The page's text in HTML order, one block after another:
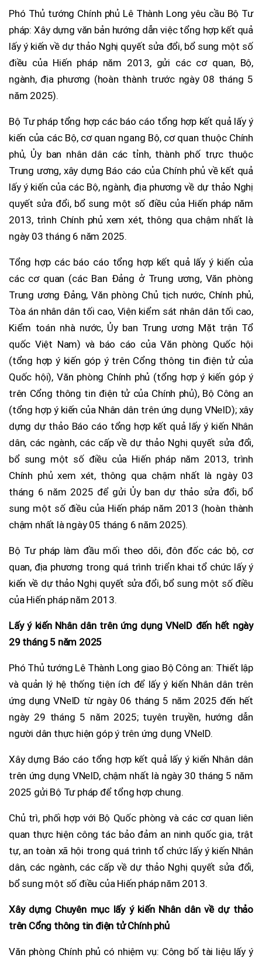
Phó Thủ tướng Chính phủ Lê Thành Long yêu cầu Bộ Tư
pháp: Xây dựng văn bản hướng dẫn việc tổng hợp kết quả
lấy ý kiến về dự thảo Nghị quyết sửa đổi, bổ sung một số
điều của Hiến pháp năm 2013, gửi các cơ quan, Bộ,
ngành, địa phương (hoàn thành trước ngày 08 tháng 5
năm 2025).
Bộ Tư pháp tổng hợp các báo cáo tổng hợp kết quả lấy ý
kiến của các Bộ, cơ quan ngang Bộ, cơ quan thuộc Chính
phủ, Ủy ban nhân dân các tỉnh, thành phố trực thuộc
Trung ương, xây dựng Báo cáo của Chính phủ về kết quả
lấy ý kiến của các Bộ, ngành, địa phương về dự thảo Nghị
quyết sửa đổi, bổ sung một số điều của Hiến pháp năm
2013, trình Chính phủ xem xét, thông qua chậm nhất là
ngày 03 tháng 6 năm 2025.
Tổng hợp các báo cáo tổng hợp kết quả lấy ý kiến của
các cơ quan (các Ban Đảng ở Trung ương, Văn phòng
Trung ương Đảng, Văn phòng Chủ tịch nước, Chính phủ,
Tòa án nhân dân tối cao, Viện kiểm sát nhân dân tối cao,
Kiểm toán nhà nước, Ủy ban Trung ương Mặt trận Tổ
quốc Việt Nam) và báo cáo của Văn phòng Quốc hội
(tổng hợp ý kiến góp ý trên Cổng thông tin điện tử của
Quốc hội), Văn phòng Chính phủ (tổng hợp ý kiến góp ý
trên Cổng thông tin điện tử của Chính phủ), Bộ Công an
(tổng hợp ý kiến của Nhân dân trên ứng dụng VNeID); xây
dựng dự thảo Báo cáo tổng hợp kết quả lấy ý kiến Nhân
dân, các ngành, các cấp về dự thảo Nghị quyết sửa đổi,
bổ sung một số điều của Hiến pháp năm 2013, trình
Chính phủ xem xét, thông qua chậm nhất là ngày 03
tháng 6 năm 2025 để gửi Ủy ban dự thảo sửa đổi, bổ
sung một số điều của Hiến pháp năm 2013 (hoàn thành
chậm nhất là ngày 05 tháng 6 năm 2025).
Bộ Tư pháp làm đầu mối theo dõi, đôn đốc các bộ, cơ
quan, địa phương trong quá trình triển khai tổ chức lấy ý
kiến về dự thảo Nghị quyết sửa đổi, bổ sung một số điều
của Hiến pháp năm 2013.
Lấy ý kiến Nhân dân trên ứng dụng VNeID đến hết ngày
29 tháng 5 năm 2025
Phó Thủ tướng Lê Thành Long giao Bộ Công an: Thiết lập
và quản lý hệ thống tiện ích để lấy ý kiến Nhân dân trên
ứng dụng VNeID từ ngày 06 tháng 5 năm 2025 đến hết
ngày 29 tháng 5 năm 2025; tuyên truyền, hướng dẫn
người dân thực hiện góp ý trên ứng dụng VNeID.
Xây dựng Báo cáo tổng hợp kết quả lấy ý kiến Nhân dân
trên ứng dụng VNeID, chậm nhất là ngày 30 tháng 5 năm
2025 gửi Bộ Tư pháp để tổng hợp chung.
Chủ trì, phối hợp với Bộ Quốc phòng và các cơ quan liên
quan thực hiện công tác bảo đảm an ninh quốc gia, trật
tự, an toàn xã hội trong quá trình tổ chức lấy ý kiến Nhân
dân, các ngành, các cấp về dự thảo Nghị quyết sửa đổi,
bổ sung một số điều của Hiến pháp năm 2013.
Xây dựng Chuyên mục lấy ý kiến Nhân dân về dự thảo
trên Cổng thông tin điện tử Chính phủ
Văn phòng Chính phủ có nhiệm vụ: Công bố tài liệu lấy ý